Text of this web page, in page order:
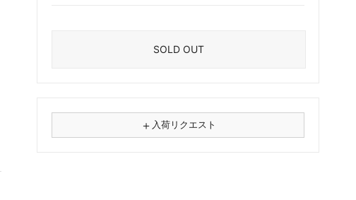
SOLD OUT
＋ 入荷リクエスト